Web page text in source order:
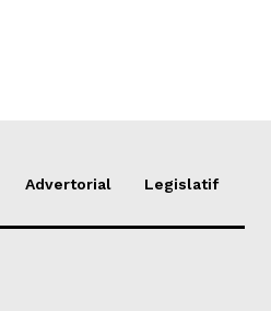
Advertorial Legislatif